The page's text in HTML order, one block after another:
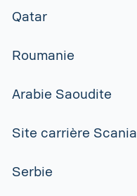
Qatar
Roumanie
Arabie Saoudite
Site carrière Scania
Serbie